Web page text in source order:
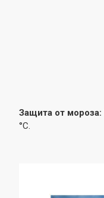
Защита от мороза:
°C.